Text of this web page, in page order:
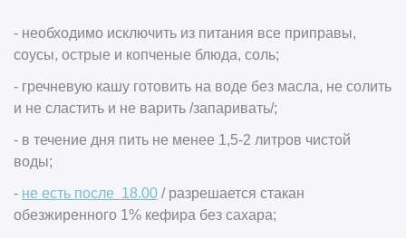
- необходимо исключить из питания все приправы,
соусы, острые и копченые блюда, соль;
- гречневую кашу готовить на воде без масла, не солить
и не сластить и не варить /запаривать/;
- в течение дня пить не менее 1,5-2 литров чистой
воды;
- не есть после 18.00 / разрешается стакан
обезжиренного 1% кефира без сахара;